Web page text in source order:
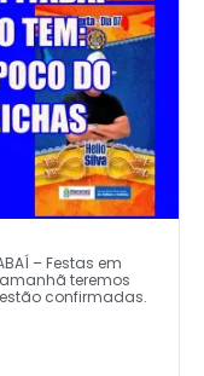
– Festas em
teremos
confirmadas.